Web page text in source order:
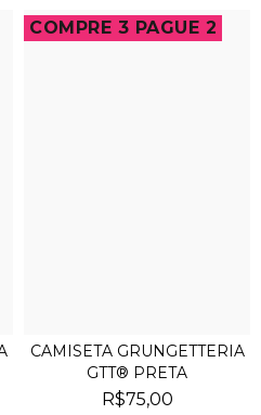
COMPRE 3 PAGUE 2
CAMISETA GRUNGETTERIA
GTT® PRETA
R$75,00